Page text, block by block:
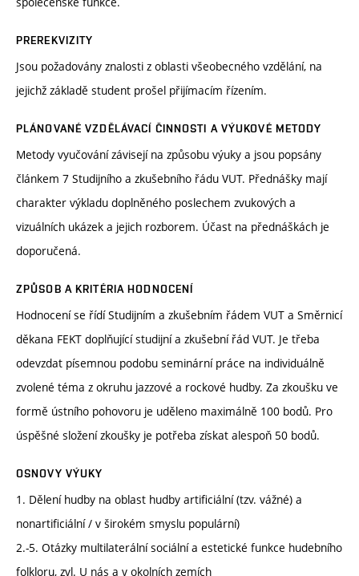
PREREKVIZITY
Jsou požadovány znalosti z oblasti všeobecného vzdělání, na
jejichž základě student prošel přijímacím řízením.
PLÁNOVANÉ VZDĚLÁVACÍ ČINNOSTI A VÝUKOVÉ METODY
Metody vyučování závisejí na způsobu výuky a jsou popsány
článkem 7 Studijního a zkušebního řádu VUT. Přednášky mají
charakter výkladu doplněného poslechem zvukových a
vizuálních ukázek a jejich rozborem. Účast na přednáškách je
doporučená.
ZPŮSOB A KRITÉRIA HODNOCENÍ
Hodnocení se řídí Studijním a zkušebním řádem VUT a Směrnicí
děkana FEKT doplňující studijní a zkušební řád VUT. Je třeba
odevzdat písemnou podobu seminární práce na individuálně
zvolené téma z okruhu jazzové a rockové hudby. Za zkoušku ve
formě ústního pohovoru je uděleno maximálně 100 bodů. Pro
úspěšné složení zkoušky je potřeba získat alespoň 50 bodů.
OSNOVY VÝUKY
1. Dělení hudby na oblast hudby artificiální (tzv. vážné) a
nonartificiální / v širokém smyslu populární)
2.-5. Otázky multilaterální sociální a estetické funkce hudebního
folkloru, zvl. U nás a v okolních zemích